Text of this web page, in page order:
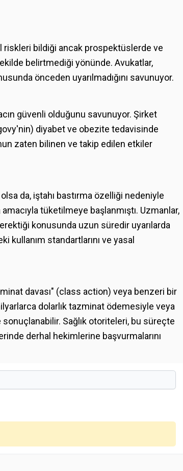
riskleri bildiği ancak prospektüslerde ve
belirtmediği yönünde. Avukatlar,
önceden uyarılmadığını savunuyor.
güvenli olduğunu savunuyor. Şirket
diyabet ve obezite tedavisinde
zaten bilinen ve takip edilen etkiler
da, iştahı bastırma özelliği nedeniyle
tüketilmeye başlanmıştı. Uzmanlar,
konusunda uzun süredir uyarılarda
kullanım standartlarını ve yasal
davası" (class action) veya benzeri bir
dolarlık tazminat ödemesiyle veya
Sağlık otoriteleri, bu süreçte
derhal hekimlerine başvurmalarını